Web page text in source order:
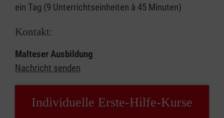
ein Tag (9 Unterrichtseinheiten à 45 Minuten)
Kontakt:
Malteser Ausbildung
Nachricht senden
Individuelle Erste-Hilfe-Kurse